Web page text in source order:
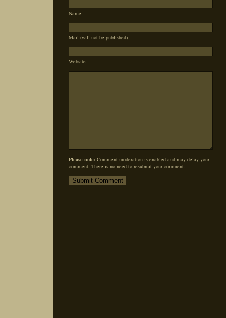
Name
Mail (will not be published)
Website
Please note: Comment moderation is enabled and may delay your
comment. There is no need to resubmit your comment.